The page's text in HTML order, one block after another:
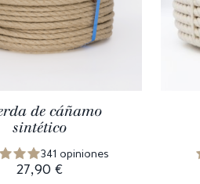
de cáñamo
sintético
341 opiniones
27,90 €